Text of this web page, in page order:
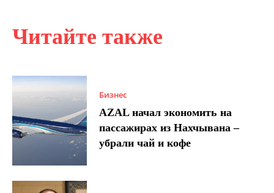
Читайте также
Бизнес
AZAL начал экономить на
пассажирах из Нахчывана –
убрали чай и кофе